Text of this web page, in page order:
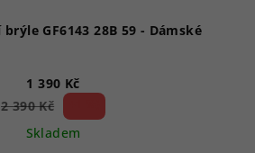
Guess sluneční brýle GF6143 28B 59 - Dámské
1 390 Kč
2 390 Kč
Skladem